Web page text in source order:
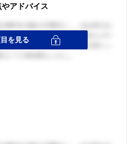
アドバイス